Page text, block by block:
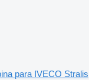
para IVECO Stralis